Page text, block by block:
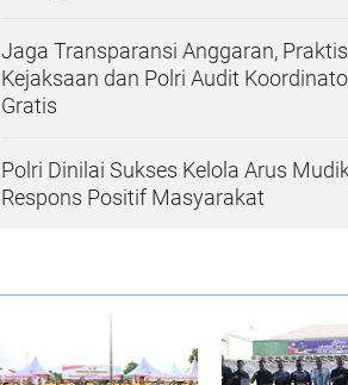
Jaga Transparansi Anggaran,
Kejaksaan dan Polri Audit
Gratis
Polri Dinilai Sukses Kelola Arus
Respons Positif Masyarakat